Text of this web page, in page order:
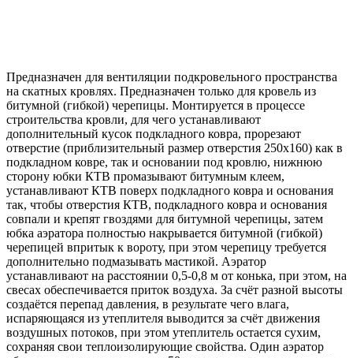
Предназначен для вентиляции подкровельного пространства
на скатных кровлях. Предназначен только для кровель из
битумной (гибкой) черепицы. Монтируется в процессе
строительства кровли, для чего устанавливают
дополнительный кусок подкладного ковра, прорезают
отверстие (приблизительный размер отверстия 250х160) как в
подкладном ковре, так и основании под кровлю, нижнюю
сторону юбки КТВ промазывают битумным клеем,
устанавливают КТВ поверх подкладного ковра и основания
так, чтобы отверстия КТВ, подкладного ковра и основания
совпали и крепят гвоздями для битумной черепицы, затем
юбка аэратора полностью накрывается битумной (гибкой)
черепицей впритык к вороту, при этом черепицу требуется
дополнительно подмазывать мастикой. Аэратор
устанавливают на расстоянии 0,5-0,8 м от конька, при этом, на
свесах обеспечивается приток воздуха. За счёт разной высоты
создаётся перепад давления, в результате чего влага,
испаряющаяся из утеплителя выводится за счёт движения
воздушных потоков, при этом утеплитель остается сухим,
сохраняя свои теплоизолирующие свойства. Один аэратор